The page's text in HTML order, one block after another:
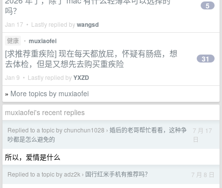
吗？
Jan 17 • Lastly replied bywangsd
5
健康 • muxiaofei
[求推荐重疾险] 现在每天都放屁，怀疑有肠癌，想
去体检，但是又想先去购买重疾险
Jan 9 • Lastly replied byYXZD
31
» More topics by muxiaofei
muxiaofei's recent replies
Replied to a topic by chunchun1028 › 婚后的老哥帮忙看看，这种争
吵都是怎么避免的
7 月 17
日
所以，爱情是什么
Replied to a topic by adz2k › 国行红米手机有推荐吗？ 7 月 8 日